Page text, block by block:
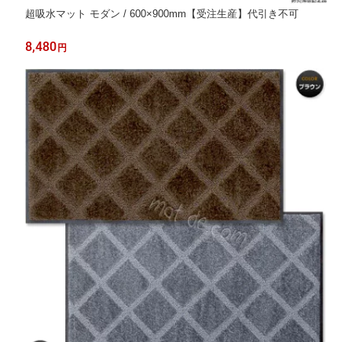
超吸水マット モダン / 600×900mm【受注生産】代引き不可
8,480 円